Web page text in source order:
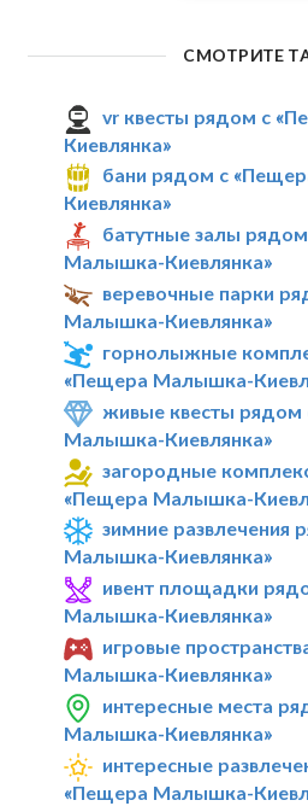
СМОТРИТЕ
vr квесты рядом с
Киевлянка»
бани рядом с
Киевлянка»
батутные залы
Малышка-Киевлянка»
веревочные парки
Малышка-Киевлянка»
горнолыжные
«Пещера Малышка-
живые квесты рядом
Малышка-Киевлянка»
загородные
«Пещера Малышка-
зимние развлечения
Малышка-Киевлянка»
ивент площадки
Малышка-Киевлянка»
игровые
Малышка-Киевлянка»
интересные места
Малышка-Киевлянка»
интересные
«Пещера Малышка-